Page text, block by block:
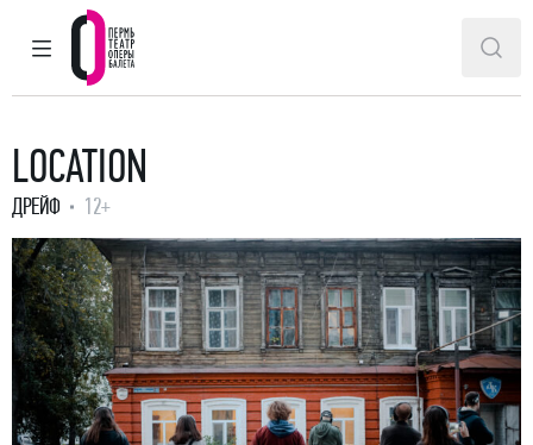
ГЛАВНОЕ МЕНЮ
Пермский театр оперы и балета
LOCATION
ДРЕЙФ 12+